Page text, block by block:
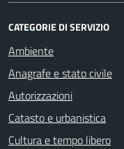
CATEGORIE DI SERVIZIO
Ambiente
Anagrafe e stato civile
Autorizzazioni
Catasto e urbanistica
Cultura e tempo libero